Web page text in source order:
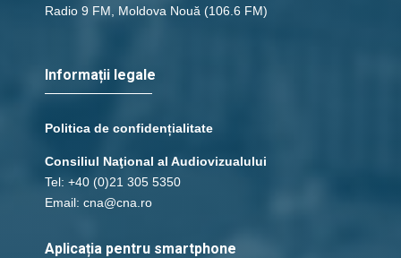
Radio 9 FM, Moldova Nouă (106.6 FM)
Informații legale
Politica de confidențialitate
Consiliul Naţional al Audiovizualului
Tel: +40 (0)21 305 5350
Email: cna@cna.ro
Aplicația pentru smartphone